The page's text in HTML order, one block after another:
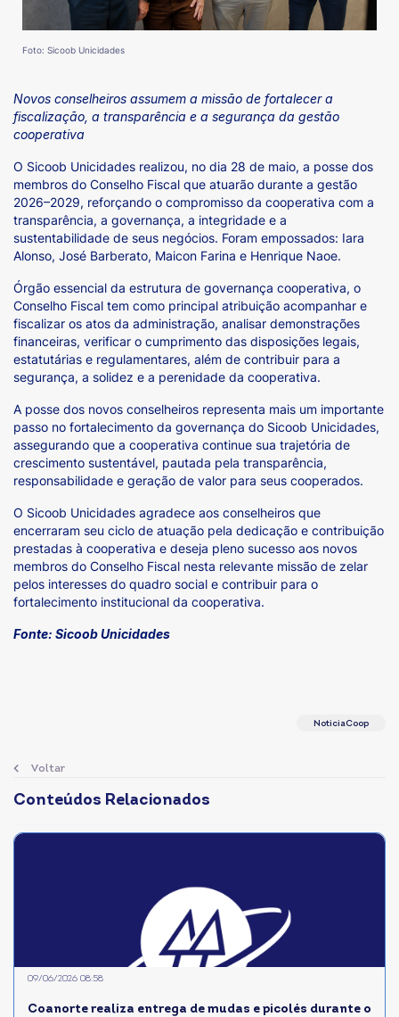
Foto: Sicoob Unicidades
Novos conselheiros assumem a missão de fortalecer a
fiscalização, a transparência e a segurança da gestão
cooperativa
O Sicoob Unicidades realizou, no dia 28 de maio, a posse dos
membros do Conselho Fiscal que atuarão durante a gestão
2026–2029, reforçando o compromisso da cooperativa com a
transparência, a governança, a integridade e a
sustentabilidade de seus negócios. Foram empossados: Iara
Alonso, José Barberato, Maicon Farina e Henrique Naoe.
Órgão essencial da estrutura de governança cooperativa, o
Conselho Fiscal tem como principal atribuição acompanhar e
fiscalizar os atos da administração, analisar demonstrações
financeiras, verificar o cumprimento das disposições legais,
estatutárias e regulamentares, além de contribuir para a
segurança, a solidez e a perenidade da cooperativa.
A posse dos novos conselheiros representa mais um importante
passo no fortalecimento da governança do Sicoob Unicidades,
assegurando que a cooperativa continue sua trajetória de
crescimento sustentável, pautada pela transparência,
responsabilidade e geração de valor para seus cooperados.
O Sicoob Unicidades agradece aos conselheiros que
encerraram seu ciclo de atuação pela dedicação e contribuição
prestadas à cooperativa e deseja pleno sucesso aos novos
membros do Conselho Fiscal nesta relevante missão de zelar
pelos interesses do quadro social e contribuir para o
fortalecimento institucional da cooperativa.
Fonte: Sicoob Unicidades
Voltar
NoticiaCoop
Conteúdos Relacionados
Coanorte realiza entrega de mudas e picolés durante o
09/06/2026 08:58